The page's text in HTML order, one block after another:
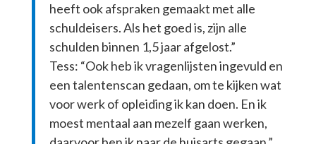
heeft ook afspraken gemaakt met alle
schuldeisers. Als het goed is, zijn alle
schulden binnen 1,5 jaar afgelost.”
Tess: “Ook heb ik vragenlijsten ingevuld en
een talentenscan gedaan, om te kijken wat
voor werk of opleiding ik kan doen. En ik
moest mentaal aan mezelf gaan werken,